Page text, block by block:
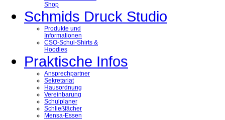
Shop
Schmids Druck Studio
Produkte und
Informationen
CSO-Schul-Shirts &
Hoodies
Praktische Infos
Ansprechpartner
Sekretariat
Hausordnung
Vereinbarung
Schulplaner
Schließfächer
Mensa-Essen